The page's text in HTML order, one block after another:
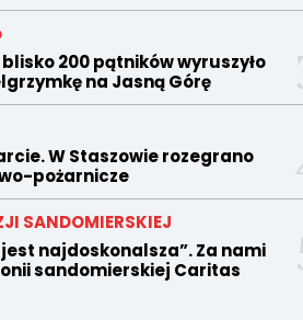
200 pątników wyruszyło
na Jasną Górę
W Staszowie rozegrano
pożarnicze
SANDOMIERSKIEJ
jest najdoskonalsza”. Za nami
sandomierskiej Caritas